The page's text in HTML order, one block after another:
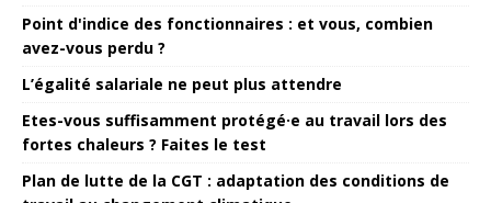
Point d'indice des fonctionnaires : et vous, combien
avez-vous perdu ?
L’égalité salariale ne peut plus attendre
Etes-vous suffisamment protégé·e au travail lors des
fortes chaleurs ? Faites le test
Plan de lutte de la CGT : adaptation des conditions de